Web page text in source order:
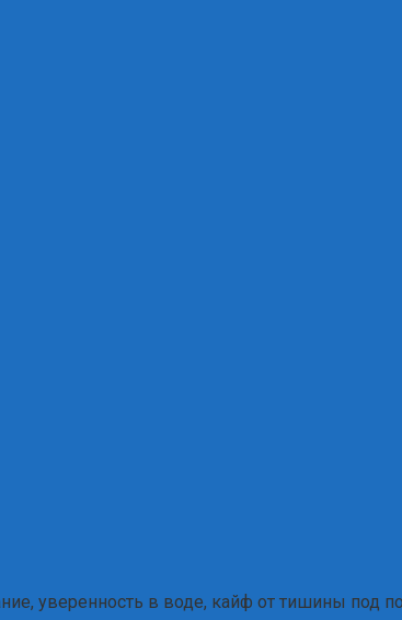
уверенность в воде, кайф от тишины под